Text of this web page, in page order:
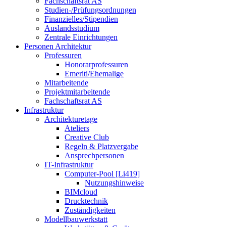
Studien-/Prüfungsordnungen
Finanzielles/Stipendien
Auslandsstudium
Zentrale Einrichtungen
Personen Architektur
Professuren
Honorarprofessuren
Emeriti/Ehemalige
Mitarbeitende
Projektmitarbeitende
Fachschaftsrat AS
Infrastruktur
Architekturetage
Ateliers
Creative Club
Regeln & Platzvergabe
Ansprechpersonen
IT-Infrastruktur
Computer-Pool [Li419]
Nutzungshinweise
BIMcloud
Drucktechnik
Zuständigkeiten
Modellbauwerkstatt